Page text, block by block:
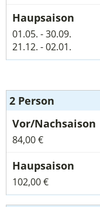
01.05. - 30.09.
21.12. - 02.01.
2 Person
84,00 €
102,00 €